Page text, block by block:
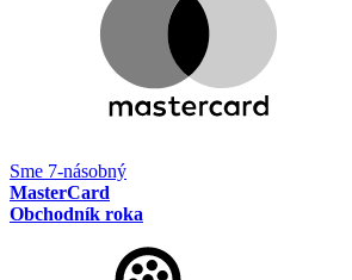
Sme 7-násobný
MasterCard
Obchodník roka